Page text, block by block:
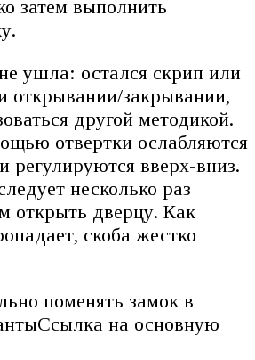
затем выполнить
ушла: остался скрип или
открывании/закрывании,
другой методикой.
отвертки ослабляются
регулируются вверх-вниз.
несколько раз
открыть дверцу. Как
скоба жестко
поменять замок в
на основную